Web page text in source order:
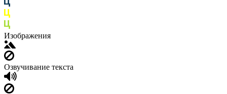
Изображения
Озвучивание текста